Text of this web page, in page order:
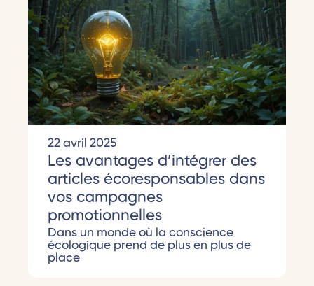
22 avril 2025
Les avantages d’intégrer des
articles écoresponsables dans
vos campagnes
promotionnelles
Dans un monde où la conscience
écologique prend de plus en plus de
place